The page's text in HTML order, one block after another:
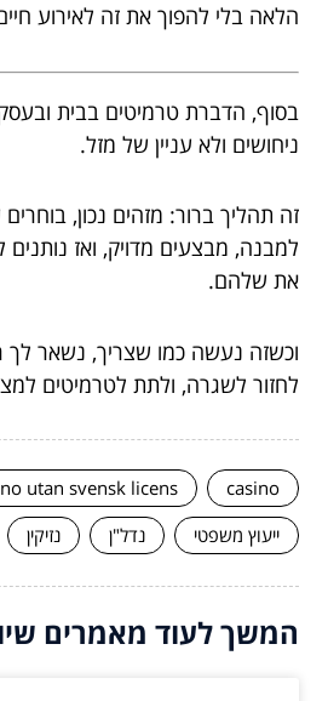
הלאה בלי להפוך את זה לאירוע
בסוף, הדברת טרמיטים בבית
ניחושים ולא עניין של מזל.
זה תהליך ברור: מזהים נכון,
למבנה, מבצעים מדויק, ואז נותנים
את שלהם.
וכשזה נעשה כמו שצריך, נשאר
לחזור לשגרה, ולתת לטרמיטים
casino
utan svensk licens
ייעוץ משפטי
נדל"ן נזיקין
המשך לעוד מאמרים